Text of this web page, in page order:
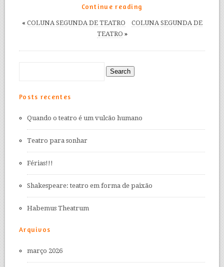
Continue reading
« COLUNA SEGUNDA DE TEATRO
COLUNA SEGUNDA DE
TEATRO »
Posts recentes
Quando o teatro é um vulcão humano
Teatro para sonhar
Férias!!!
Shakespeare: teatro em forma de paixão
Habemus Theatrum
Arquivos
março 2026